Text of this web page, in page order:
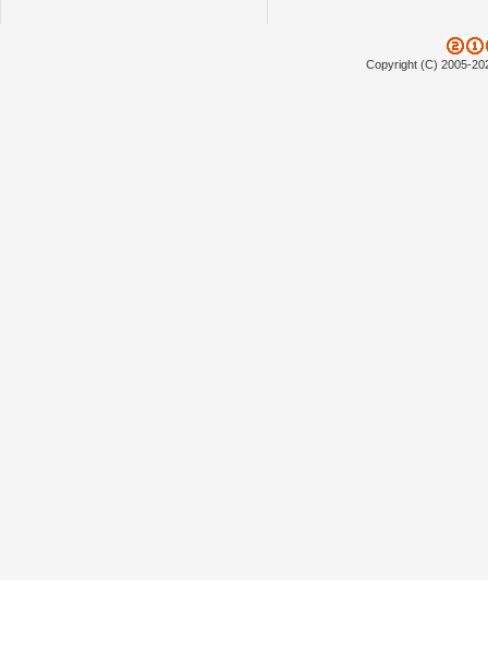
Copyright (C) 2005-